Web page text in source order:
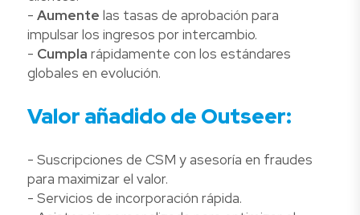
- Aumente las tasas de aprobación para
impulsar los ingresos por intercambio.⁠
- Cumpla rápidamente con los estándares
globales en evolución.
Valor añadido de Outseer:
- Suscripciones de CSM y asesoría en fraudes
para maximizar el valor.
- Servicios de incorporación rápida.